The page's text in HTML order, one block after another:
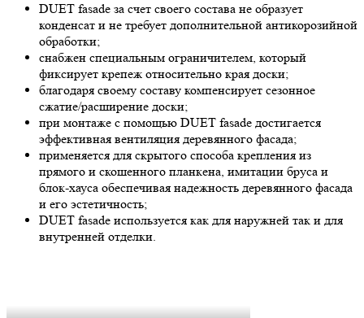
DUET fasade за счет своего состава не образует
конденсат и не требует дополнительной антикорозийной
обработки;
снабжен специальным ограничителем, который
фиксирует крепеж относительно края доски;
благодаря своему составу компенсирует сезонное
сжатие/расширение доски;
при монтаже с помощью DUET fasade достигается
эффективная вентиляция деревянного фасада;
применяется для скрытого способа крепления из
прямого и скошенного планкена, имитации бруса и
блок-хауса обеспечивая надежность деревянного фасада
и его эстетичность;
DUET fasade используется как для наружней так и для
внутренней отделки.